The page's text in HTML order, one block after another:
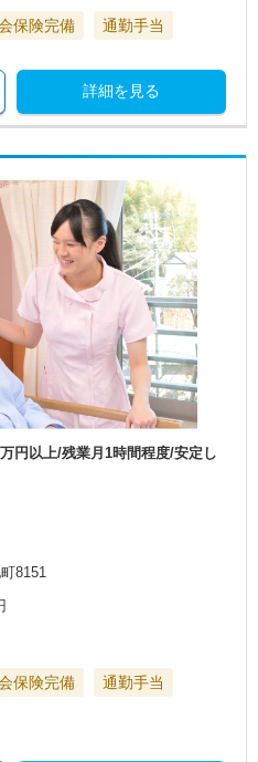
保険完備 通勤手当
詳細を見る
円以上/残業月1時間程度/安定し
8151
保険完備
通勤手当